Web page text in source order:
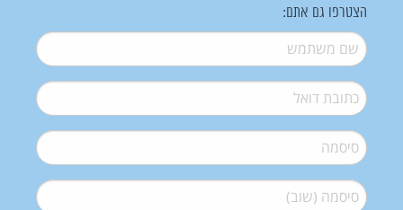
הצטרפו גם אתם:
שם משתמש*
דואל*
סיסמה*
סיסמה (שוב)*